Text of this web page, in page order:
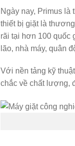
Ngày nay, Primus là
thiết bị giặt là
rãi tại hơn 100 quốc
lão, nhà máy, quân
Với nền tảng kỹ
chắc về chất lượng,